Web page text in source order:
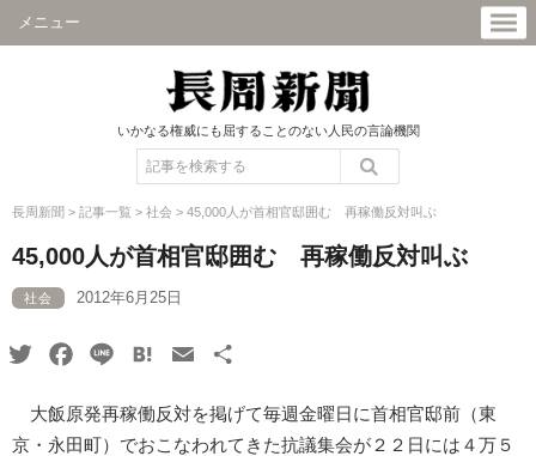
メニュー
いかなる権威にも屈することのない人民の言論機関
長周新聞 > 記事一覧 > 社会 > 45,000人が首相官邸囲む 再稼働反対叫ぶ
45,000人が首相官邸囲む 再稼働反対叫ぶ
社会 2012年6月25日
TwitterFacebook
Line HatenaEmail
大飯原発再稼働反対を掲げて毎週金曜日に首相官邸前（東
京・永田町）でおこなわれてきた抗議集会が２２日には４万５